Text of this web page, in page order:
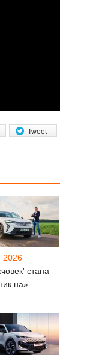
Tweet
2026
стана
на»